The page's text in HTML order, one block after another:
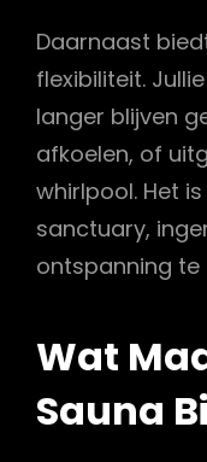
Daarnaast
flexibiliteit.
langer blijven
afkoelen, of
whirlpool. Het
sanctuary,
ontspanning te
Wat
Sauna